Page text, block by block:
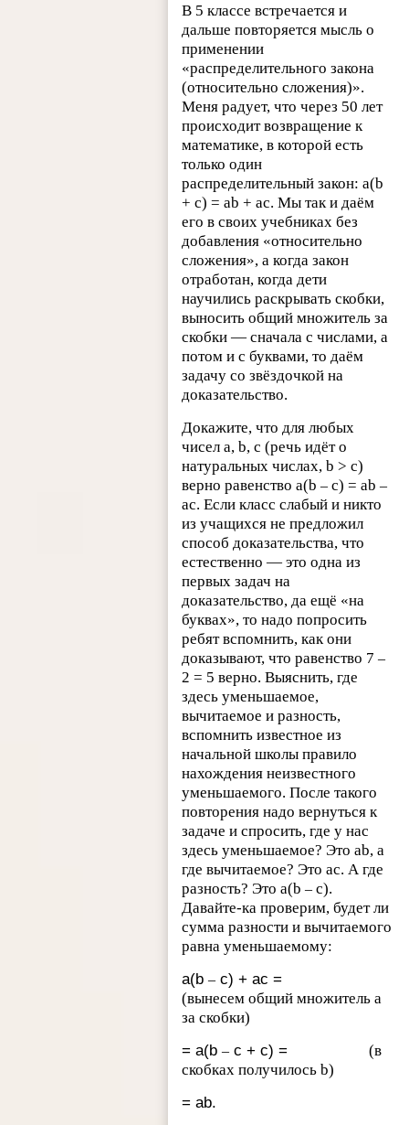
В 5 классе встречается и
дальше повторяется мысль о
применении
«распределительного закона
(относительно сложения)».
Меня радует, что через 50 лет
происходит возвращение к
математике, в которой есть
только один
распределительный закон: a(b
+ c) = ab + ac. Мы так и даём
его в своих учебниках без
добавления «относительно
сложения», а когда закон
отработан, когда дети
научились раскрывать скобки,
выносить общий множитель за
скобки — сначала с числами, а
потом и с буквами, то даём
задачу со звёздочкой на
доказательство.
Докажите, что для любых
чисел a, b, c (речь идёт о
натуральных числах, b > c)
верно равенство a(b– c) = ab–
ac. Если класс слабый и никто
из учащихся не предложил
способ доказательства, что
естественно — это одна из
первых задач на
доказательство, да ещё «на
буквах», то надо попросить
ребят вспомнить, как они
доказывают, что равенство 7–
2 = 5 верно. Выяснить, где
здесь уменьшаемое,
вычитаемое и разность,
вспомнить известное из
начальной школы правило
нахождения неизвестного
уменьшаемого. После такого
повторения надо вернуться к
задаче и спросить, где у нас
здесь уменьшаемое? Это ab, а
где вычитаемое? Это ac. А где
разность? Это a(b– c).
Давайте-ка проверим, будет ли
сумма разности и вычитаемого
равна уменьшаемому:
a(b– c) + ac =
(вынесем общий множитель a
за скобки)
= a(b– c + c) =
(в
скобках получилось b)
= ab.